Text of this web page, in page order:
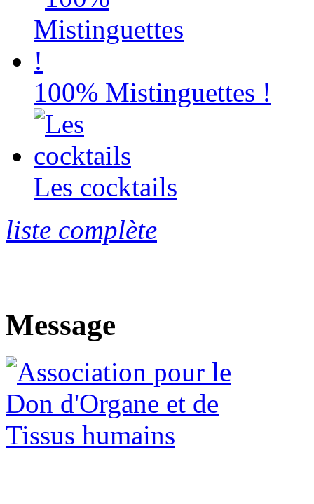
100% Mistinguettes !
Les cocktails
liste complète
Message